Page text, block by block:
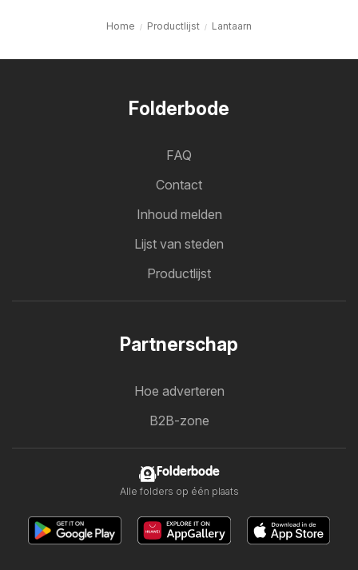
Home Productlijst Lantaarn
Folderbode
FAQ
Contact
Inhoud melden
Lijst van steden
Productlijst
Partnerschap
Hoe adverteren
B2B-zone
Folderbode
Alle folders op één plaats